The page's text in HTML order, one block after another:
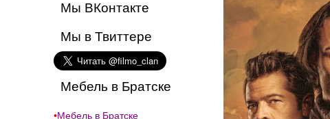
Мы ВКонтакте
Мы в Твиттере
Мебель в Братске
•Мебель в Братске